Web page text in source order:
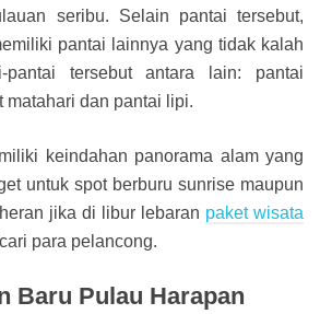
seribu. Selain pantai tersebut,
pantai lainnya yang tidak kalah
pantai tersebut antara lain: pantai
matahari dan pantai lipi.
keindahan panorama alam yang
untuk spot berburu sunrise maupun
jika di libur lebaran paket wisata
para pelancong.
Baru Pulau Harapan